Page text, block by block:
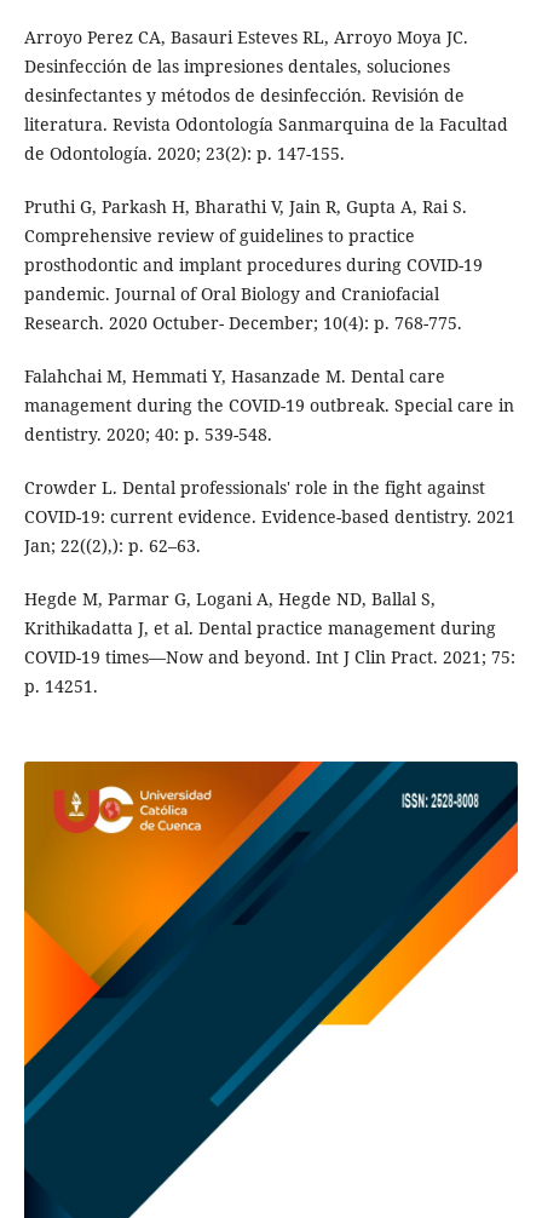
Arroyo Perez CA, Basauri Esteves RL, Arroyo Moya JC.
Desinfección de las impresiones dentales, soluciones
desinfectantes y métodos de desinfección. Revisión de
literatura. Revista Odontología Sanmarquina de la Facultad
de Odontología. 2020; 23(2): p. 147-155.
Pruthi G, Parkash H, Bharathi V, Jain R, Gupta A, Rai S.
Comprehensive review of guidelines to practice
prosthodontic and implant procedures during COVID-19
pandemic. Journal of Oral Biology and Craniofacial
Research. 2020 Octuber- December; 10(4): p. 768-775.
Falahchai M, Hemmati Y, Hasanzade M. Dental care
management during the COVID-19 outbreak. Special care in
dentistry. 2020; 40: p. 539-548.
Crowder L. Dental professionals' role in the fight against
COVID-19: current evidence. Evidence-based dentistry. 2021
Jan; 22((2),): p. 62–63.
Hegde M, Parmar G, Logani A, Hegde ND, Ballal S,
Krithikadatta J, et al. Dental practice management during
COVID-19 times—Now and beyond. Int J Clin Pract. 2021; 75:
p. 14251.